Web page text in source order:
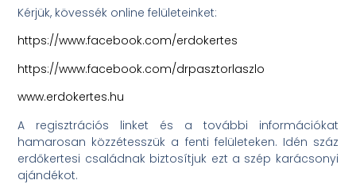
Kérjük, kövessék online felületeinket:
https://www.facebook.com/erdokertes
https://www.facebook.com/drpasztorlaszlo
www.erdokertes.hu
A regisztrációs linket és a további információkat
hamarosan közzétesszük a fenti felületeken. Idén száz
erdőkertesi családnak biztosítjuk ezt a szép karácsonyi
ajándékot.